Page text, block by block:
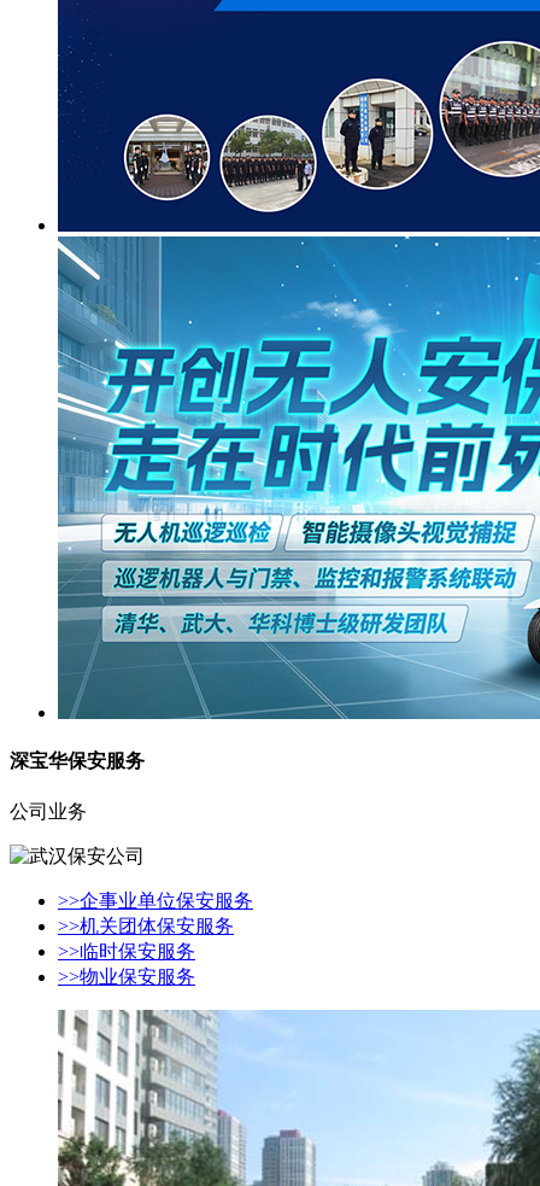
深宝华保安服务
公司业务
>>企事业单位保安服务
>>机关团体保安服务
>>临时保安服务
>>物业保安服务